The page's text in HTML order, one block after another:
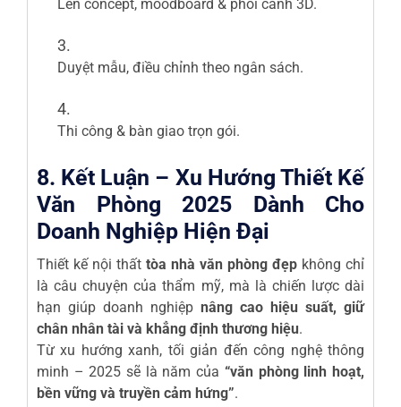
Lên concept, moodboard & phối cảnh 3D.
Duyệt mẫu, điều chỉnh theo ngân sách.
Thi công & bàn giao trọn gói.
8. Kết Luận – Xu Hướng Thiết Kế
Văn Phòng 2025 Dành Cho
Doanh Nghiệp Hiện Đại
Thiết kế nội thất tòa nhà văn phòng đẹp không chỉ
là câu chuyện của thẩm mỹ, mà là chiến lược dài
hạn giúp doanh nghiệp nâng cao hiệu suất, giữ
chân nhân tài và khẳng định thương hiệu.
Từ xu hướng xanh, tối giản đến công nghệ thông
minh – 2025 sẽ là năm của “văn phòng linh hoạt,
bền vững và truyền cảm hứng”.